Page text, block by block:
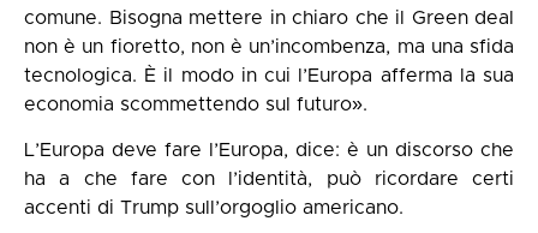
comune. Bisogna mettere in chiaro che il Green deal
non è un fioretto, non è un’incombenza, ma una sfida
tecnologica. È il modo in cui l’Europa afferma la sua
economia scommettendo sul futuro».
L’Europa deve fare l’Europa, dice: è un discorso che
ha a che fare con l’identità, può ricordare certi
accenti di Trump sull’orgoglio americano.